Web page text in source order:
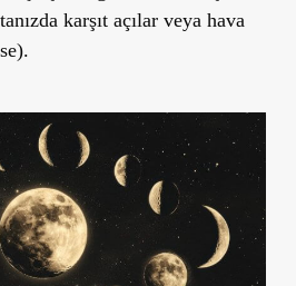
karşıt açılar veya hava